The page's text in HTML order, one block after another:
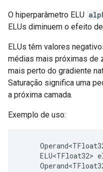
O hiperparâmetro ELU
ELUs diminuem o efeito
ELUs têm valores
médias mais próximas de
mais perto do gradiente
Saturação significa uma
a próxima camada.
Exemplo de uso:
ELU<TFloat32>